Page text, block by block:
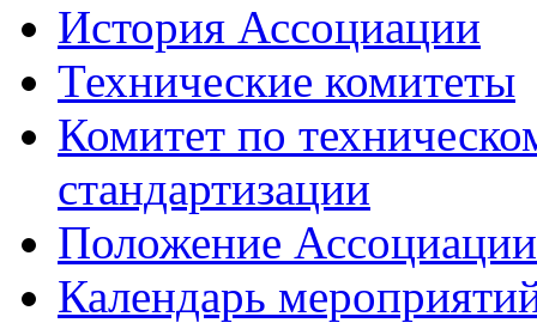
История Ассоциации
Технические комитеты
Комитет по
стандартизации
Положение
Календарь